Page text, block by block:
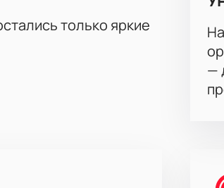
Мария Голубкина, Владимир
Никифорова, Ольга Бузова,
только яркие
—